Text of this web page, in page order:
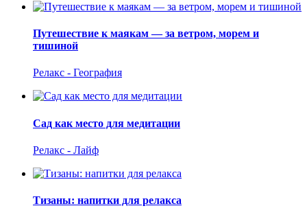
Путешествие к маякам — за ветром, морем и
тишиной
Релакс - География
Сад как место для медитации
Релакс - Лайф
Тизаны: напитки для релакса